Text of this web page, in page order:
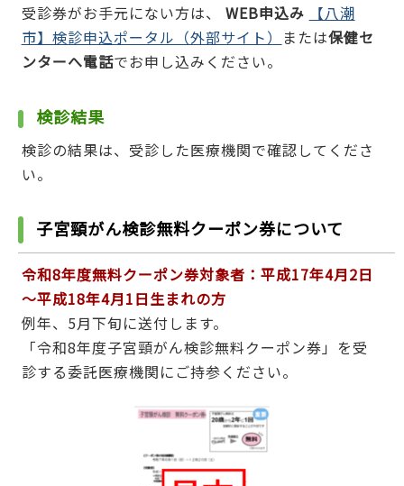
受診券がお手元にない方は、 WEB申込み
【八潮
市】検診申込ポータル（外部サイト）
または保健セ
ンターへ電話でお申し込みください。
検診結果
検診の結果は、受診した医療機関で確認してくださ
い。
子宮頸がん検診無料クーポン券について
令和8年度無料クーポン券対象者：平成17年4月2日
～平成18年4月1日生まれの方
例年、5月下旬に送付します。
「令和8年度子宮頸がん検診無料クーポン券」を受
診する委託医療機関にご持参ください。